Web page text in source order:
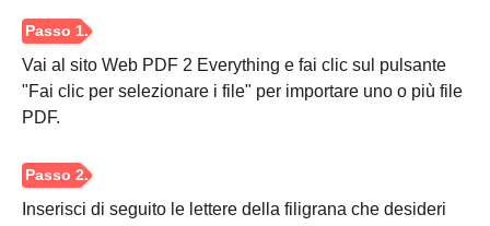
Vai al sito Web PDF 2 Everything e fai clic sul pulsante
"Fai clic per selezionare i file" per importare uno o più file
PDF.
Inserisci di seguito le lettere della filigrana che desideri